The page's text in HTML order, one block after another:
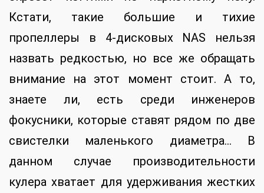
Кстати, такие большие и тихие
пропеллеры в 4-дисковых NAS нельзя
назвать редкостью, но все же обращать
внимание на этот момент стоит. А то,
знаете ли, есть среди инженеров
фокусники, которые ставят рядом по две
свистелки маленького диаметра… В
данном случае производительности
кулера хватает для удерживания жестких